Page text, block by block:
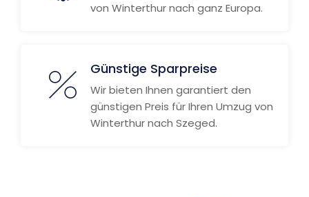
von Winterthur nach ganz Europa.
Günstige Sparpreise
Wir bieten Ihnen garantiert den
günstigen Preis für Ihren Umzug von
Winterthur nach Szeged.